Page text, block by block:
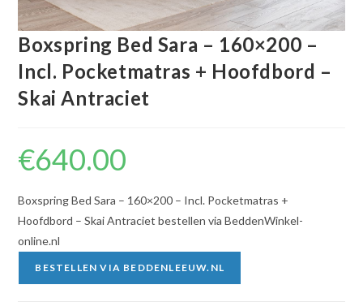
Boxspring Bed Sara – 160×200 –
Incl. Pocketmatras + Hoofdbord –
Skai Antraciet
€640.00
Boxspring Bed Sara – 160×200 – Incl. Pocketmatras +
Hoofdbord – Skai Antraciet bestellen via BeddenWinkel-
online.nl
BESTELLEN VIA BEDDENLEEUW.NL